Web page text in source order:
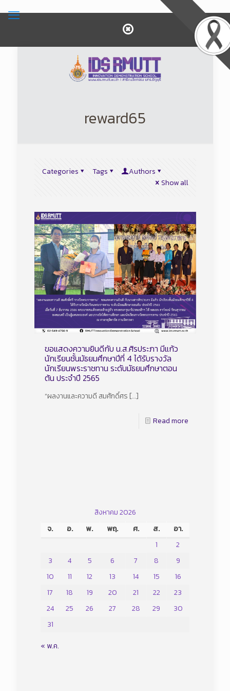
reward65
Categories Tags
Authors
Show all
ขอแสดงความยินดีกับ น.ส.ศิรประภา มีแก้ว
นักเรียนชั้นมัธยมศึกษาปีที่ 4 ได้รับรางวัล
นักเรียนพระราชทาน ระดับมัธยมศึกษาตอน
ต้น ประจำปี 2565
“ผลงานและความดี สมศักดิ์ศร[…]
Read more
สิงหาคม 2026
จ.
อ. พ. พฤ. ศ. ส.
อา.
1
2
3
4 5 6 7 8
9
10
11 12 13 14 15
16
17
18 19 20 21 22
23
24
25 26 27 28 29
30
31
« พ.ค.